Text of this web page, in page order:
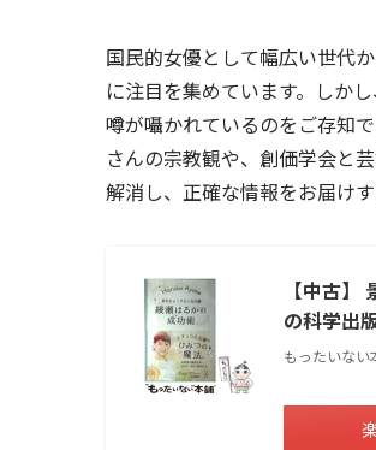
国民的女優として幅広い世代
に注目を集めています。しか
噂が囁かれているのをご存知
さんの宗教観や、創価学会と
解消し、正確な情報をお届けす
【中古
の科学出
もったいな